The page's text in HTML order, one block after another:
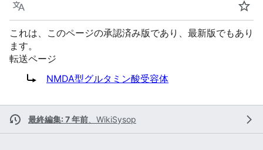
言語
ウ
これは、このページの承認済み版であり、最新版でもあり
ます。
転送ページ
転送先:
NMDA型グルタミン酸受容体
最終編集: 7 年前 WikiSysop